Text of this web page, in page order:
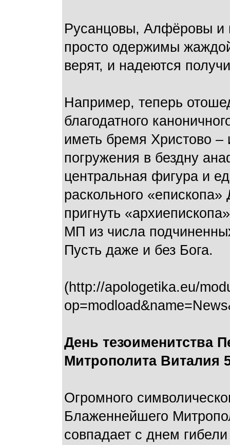
Русанцовы, Алфёровы и
просто одержимы
верят, и надеются
Например, теперь
благодатного
иметь бремя Христово –
погружения в бездну
центральная фигура и
раскольного
пригнуть
МП из числа
Пусть даже и без Бога.
(http://apologetika.eu/
День тезоименитства
Митрополита Виталия
Огромного
Блаженнейшего
совпадает с днем